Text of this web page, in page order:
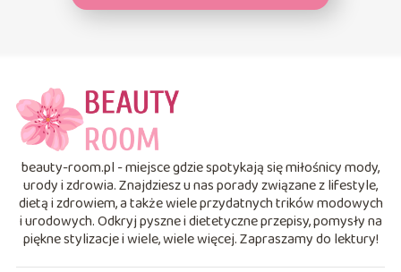
beauty-room.pl - miejsce gdzie spotykają się miłośnicy mody,
urody i zdrowia. Znajdziesz u nas porady związane z lifestyle,
dietą i zdrowiem, a także wiele przydatnych trików modowych
i urodowych. Odkryj pyszne i dietetyczne przepisy, pomysły na
piękne stylizacje i wiele, wiele więcej. Zapraszamy do lektury!